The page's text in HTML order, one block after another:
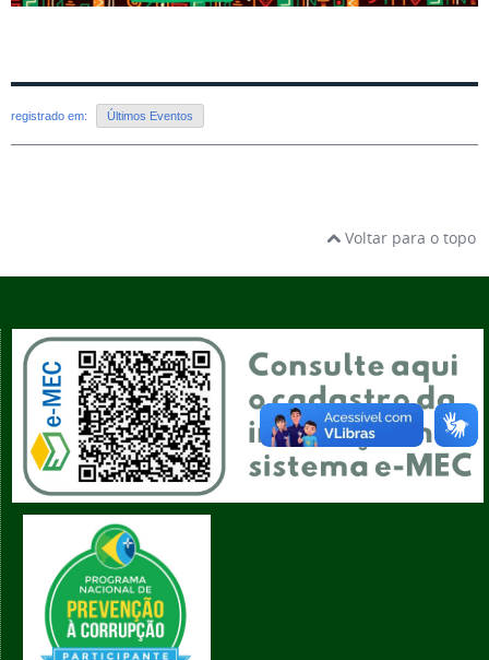
registrado em: Últimos Eventos
Voltar para o topo